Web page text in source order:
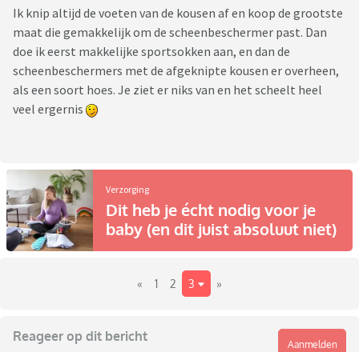
Ik knip altijd de voeten van de kousen af en koop de grootste
maat die gemakkelijk om de scheenbeschermer past. Dan
doe ik eerst makkelijke sportsokken aan, en dan de
scheenbeschermers met de afgeknipte kousen er overheen,
als een soort hoes. Je ziet er niks van en het scheelt heel
veel ergernis
Verzorging
Dit heb je écht nodig voor je
baby (en dit juist absoluut niet)
« 1 2 3 »
Reageer op dit bericht
Aanmelden